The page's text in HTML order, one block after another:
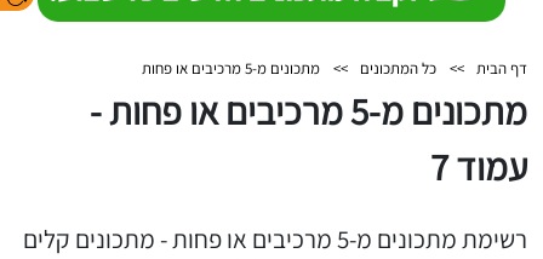
דף הבית >> כל המתכונים >> מתכונים מ-5 מרכיבים או פחות
מתכונים מ-5 מרכיבים או פחות -
עמוד 7
רשימת מתכונים מ-5 מרכיבים או פחות - מתכונים קלים